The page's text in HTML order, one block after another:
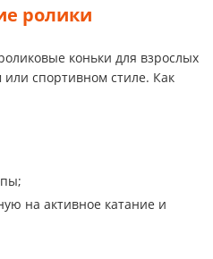
ролики
коньки для взрослых
спортивном стиле. Как
на активное катание и